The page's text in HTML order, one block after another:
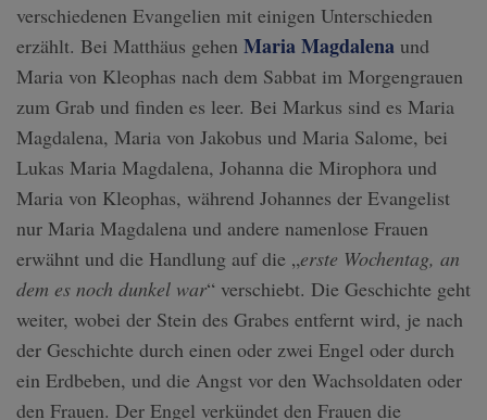
verschiedenen Evangelien mit einigen Unterschieden
erzählt. Bei Matthäus gehen Maria Magdalena und
Maria von Kleophas nach dem Sabbat im Morgengrauen
zum Grab und finden es leer. Bei Markus sind es Maria
Magdalena, Maria von Jakobus und Maria Salome, bei
Lukas Maria Magdalena, Johanna die Mirophora und
Maria von Kleophas, während Johannes der Evangelist
nur Maria Magdalena und andere namenlose Frauen
erwähnt und die Handlung auf die „erste Wochentag, an
dem es noch dunkel war“ verschiebt. Die Geschichte geht
weiter, wobei der Stein des Grabes entfernt wird, je nach
der Geschichte durch einen oder zwei Engel oder durch
ein Erdbeben, und die Angst vor den Wachsoldaten oder
den Frauen. Der Engel verkündet den Frauen die